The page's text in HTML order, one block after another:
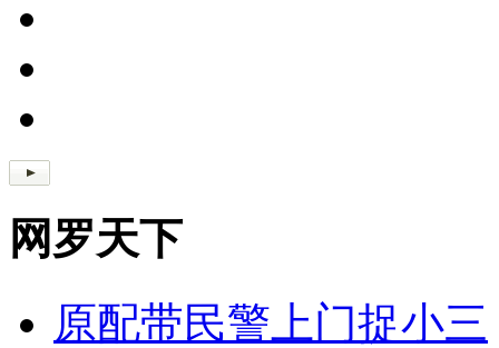
网罗天下
原配带民警上门捉小三